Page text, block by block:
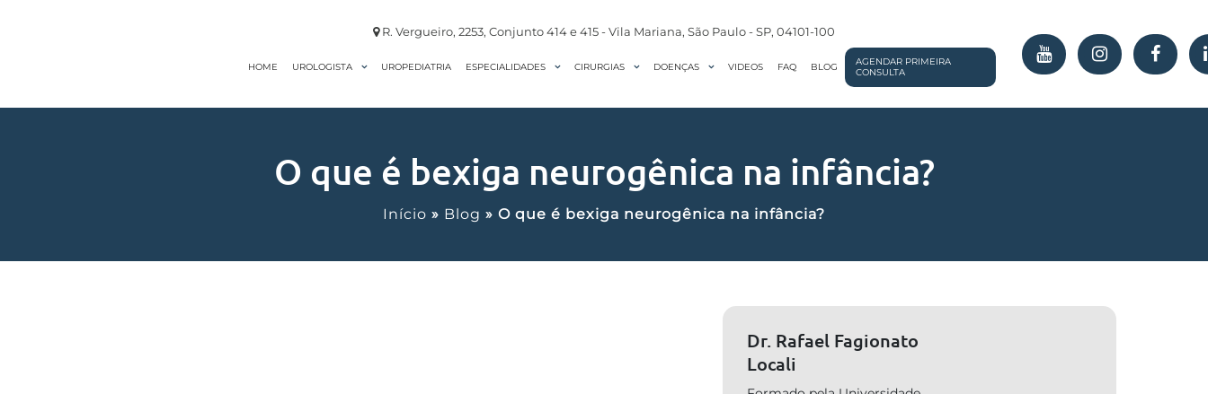
R. Vergueiro, 2253, Conjunto 414 e 415 - Vila Mariana, São Paulo - SP, 04101-100
HOME UROLOGISTA UROPEDIATRIA ESPECIALIDADES CIRURGIAS DOENÇAS VIDEOS FAQ BLOG
AGENDAR PRIMEIRA
CONSULTA
O que é bexiga neurogênica na infância?
Início » Blog » O que é bexiga neurogênica na infância?
Dr. Rafael Fagionato
Locali